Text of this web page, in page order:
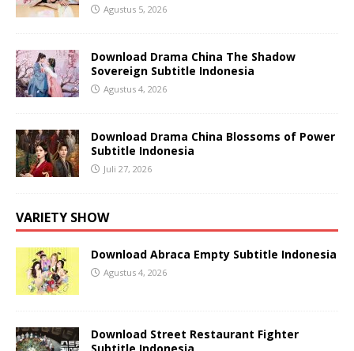
Agustus 5, 2026
Download Drama China The Shadow
Sovereign Subtitle Indonesia
Agustus 4, 2026
Download Drama China Blossoms of Power
Subtitle Indonesia
Juli 27, 2026
VARIETY SHOW
Download Abraca Empty Subtitle Indonesia
Agustus 4, 2026
Download Street Restaurant Fighter